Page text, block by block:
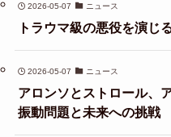
2026-05-07 ニュース
トラウマ級の悪役を演じ
2026-05-07 ニュース
アロンソとストロール、
振動問題と未来への挑戦